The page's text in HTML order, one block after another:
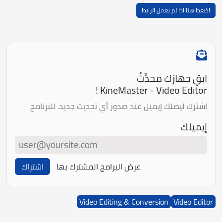
اضغط هنا اذا لم يعمل الرابط
ابقِ جهازك محدَّثً
KineMaster - Video Editor !
اشترك ليصلك إيميل عند صدور أي تحديث جديد. للبرنامج
إيميلك
عرض البرامج المشترك بها اشتراك
Video Editor
Video Editing & Conversion